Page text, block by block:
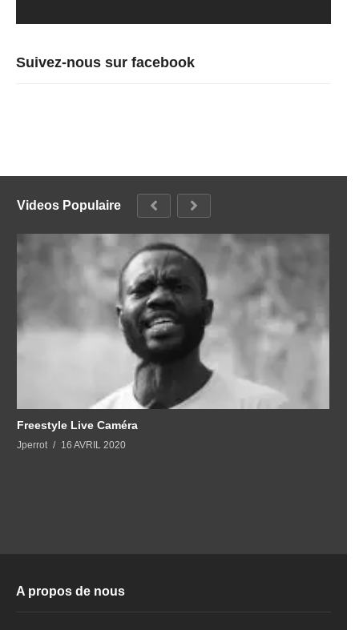
Suivez-nous sur facebook
Videos Populaire
Freestyle Live Caméra
Jperrot 16 AVRIL 2020
A propos de nous